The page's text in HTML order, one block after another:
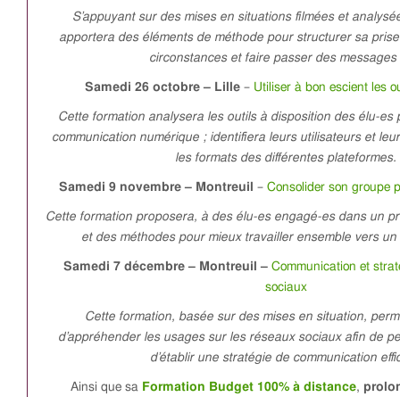
S’appuyant sur des mises en situations filmées et
apportera des éléments de méthode pour structurer sa
circonstances et faire passer des messages
Samedi 26 octobre – Lille – Utiliser à bon escient les
Cette formation analysera les outils à disposition des élu-es
communication numérique ; identifiera leurs utilisateurs et
les formats des différentes plateformes.
Samedi 9 novembre – Montreuil – Consolider son groupe
Cette formation proposera, à des élu-es engagé-es dans un
et des méthodes pour mieux travailler ensemble vers un
Samedi 7 décembre – Montreuil – Communication et
sociaux
Cette formation, basée sur des mises en situation,
d’appréhender les usages sur les réseaux sociaux afin de
d’établir une stratégie de communication
Ainsi que sa Formation Budget 100% à distance,